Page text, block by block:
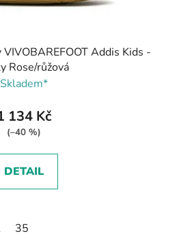
Addis Kids -
Rose/růžová
Skladem*
134 Kč
(–40 %)
DETAIL
35